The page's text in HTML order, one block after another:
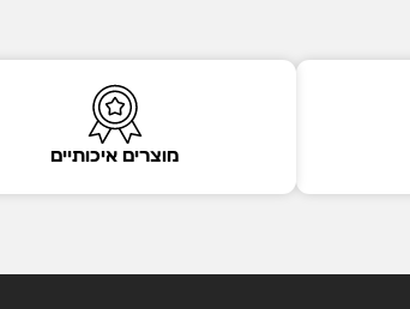
מוצרים איכותיים